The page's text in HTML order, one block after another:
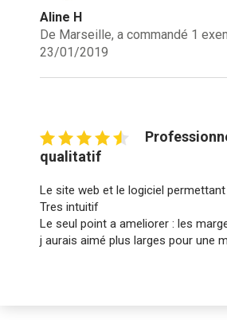
Aline H
De Marseille, a commandé 1
23/01/2019
qualitatif
Le site web et le logiciel
Tres intuitif
Le seul point a ameliorer : les
j aurais aimé plus larges pour une